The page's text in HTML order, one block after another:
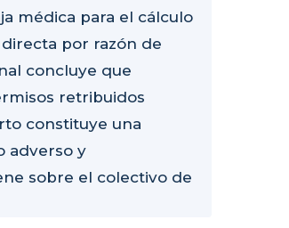
médica para el cálculo
por razón de
concluye que
retribuidos
constituye una
adverso y
sobre el colectivo de